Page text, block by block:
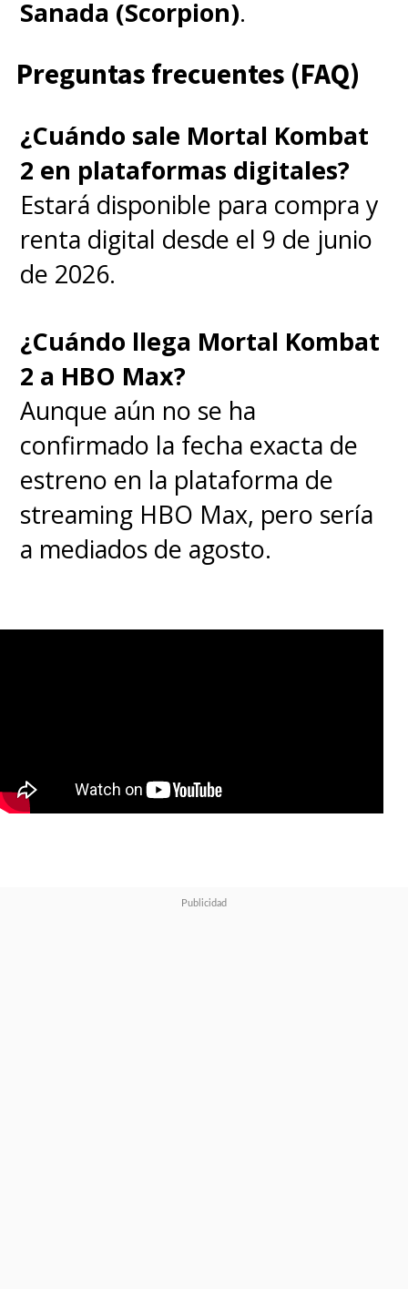
Sanada (Scorpion).
Preguntas frecuentes (FAQ)
¿Cuándo sale Mortal Kombat
2 en plataformas digitales?
Estará disponible para compra y
renta digital desde el 9 de junio
de 2026.
¿Cuándo llega Mortal Kombat
2 a HBO Max?
Aunque aún no se ha
confirmado la fecha exacta de
estreno en la plataforma de
streaming HBO Max, pero sería
a mediados de agosto.